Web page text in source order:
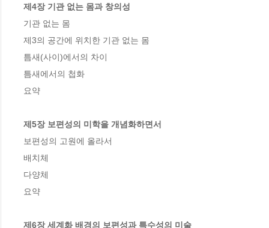
제4장 기관 없는 몸과 창의성
기관 없는 몸
제3의 공간에 위치한 기관 없는 몸
틈새(사이)에서의 차이
틈새에서의 첩화
요약
제5장 보편성의 미학을 개념화하면서
보편성의 고원에 올라서
배치체
다양체
요약
제6장 세계화 배경의 보편성과 특수성의 미술